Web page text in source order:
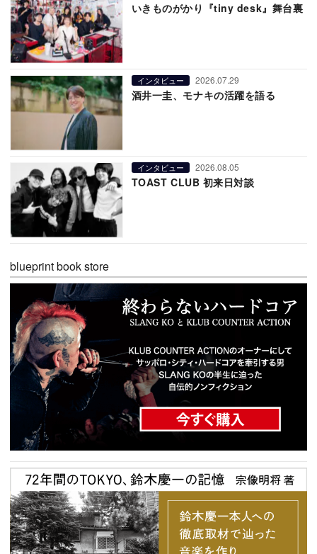
いきものがかり『tiny desk』舞台裏
インタビュー 2026.07.29
酒井一圭、モナキの活躍を語る
インタビュー 2026.08.05
TOAST CLUB 初来日対談
blueprint book store